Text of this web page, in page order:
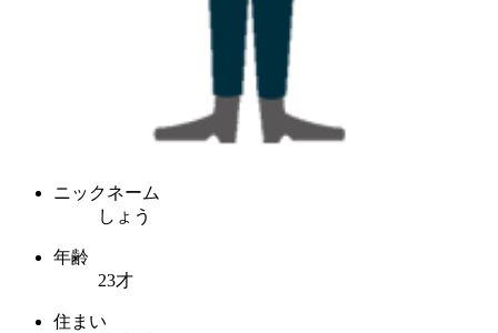
ニックネーム
しょう
年齢
23才
住まい